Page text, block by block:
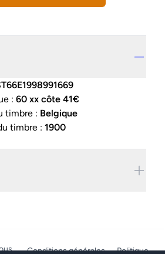
: 60 xx côte 41€
timbre : Belgique
timbre : 1900
Conditions générales Politique